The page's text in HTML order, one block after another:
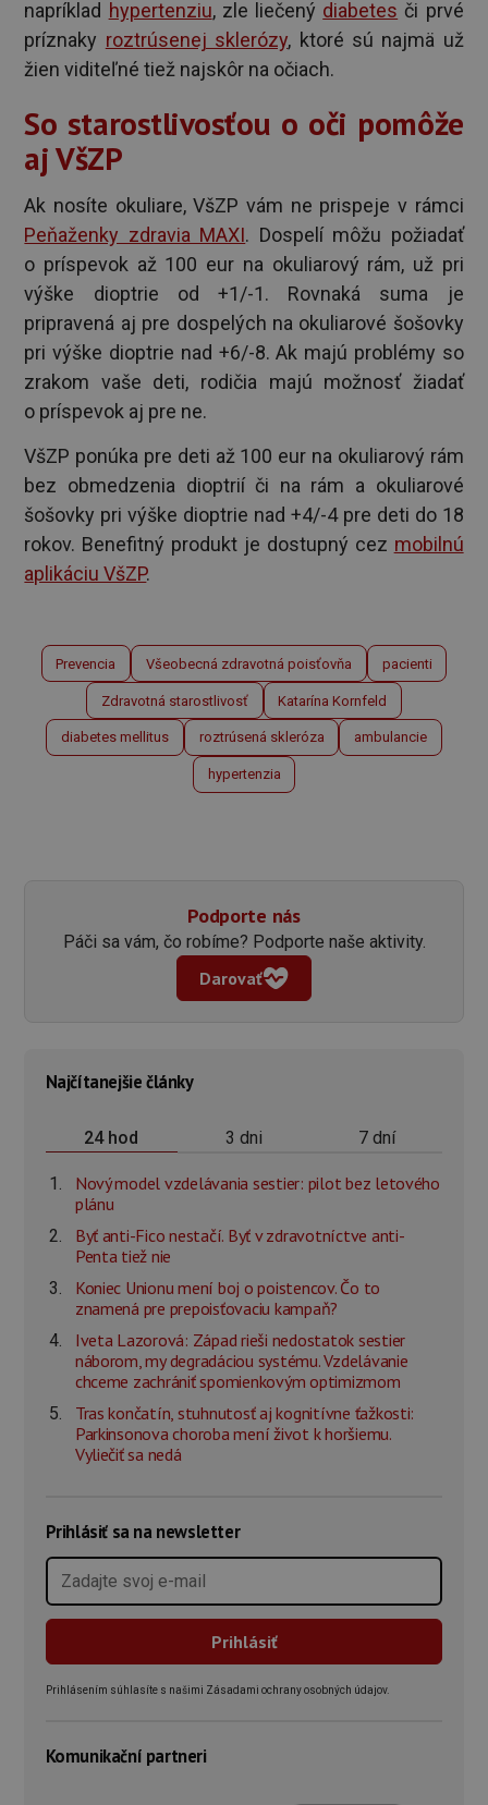
napríklad hypertenziu, zle liečený diabetes či prvé
príznaky roztrúsenej sklerózy, ktoré sú najmä už
žien viditeľné tiež najskôr na očiach.
So starostlivosťou o oči pomôže
aj VšZP
Ak nosíte okuliare, VšZP vám ne prispeje v rámci
Peňaženky zdravia MAXI. Dospelí môžu požiadať
o príspevok až 100 eur na okuliarový rám, už pri
výške dioptrie od +1/-1. Rovnaká suma je
pripravená aj pre dospelých na okuliarové šošovky
pri výške dioptrie nad +6/-8. Ak majú problémy so
zrakom vaše deti, rodičia majú možnosť žiadať
o príspevok aj pre ne.
VšZP ponúka pre deti až 100 eur na okuliarový rám
bez obmedzenia dioptrií či na rám a okuliarové
šošovky pri výške dioptrie nad +4/-4 pre deti do 18
rokov. Benefitný produkt je dostupný cez mobilnú
aplikáciu VšZP.
Prevencia Všeobecná zdravotná poisťovňa pacienti
Zdravotná starostlivosť Katarína Kornfeld
diabetes mellitus roztrúsená skleróza ambulancie
hypertenzia
Podporte nás
Páči sa vám, čo robíme? Podporte naše aktivity.
Darovať
Najčítanejšie články
24 hod 3 dni 7 dní
Nový model vzdelávania sestier: pilot bez letového
plánu
Byť anti-Fico nestačí. Byť v zdravotníctve anti-
Penta tiež nie
Koniec Unionu mení boj o poistencov. Čo to
znamená pre prepoisťovaciu kampaň?
Iveta Lazorová: Západ rieši nedostatok sestier
náborom, my degradáciou systému. Vzdelávanie
chceme zachrániť spomienkovým optimizmom
Tras končatín, stuhnutosť aj kognitívne ťažkosti:
Parkinsonova choroba mení život k horšiemu.
Vyliečiť sa nedá
Prihlásiť sa na newsletter
Prihlásením súhlasíte s našimi Zásadami ochrany osobných údajov.
Komunikační partneri